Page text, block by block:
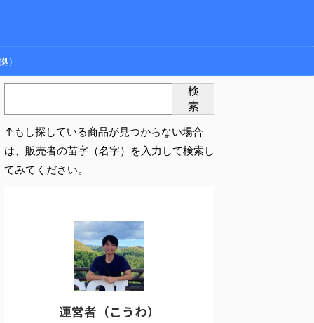
）
検
索
↑もし探している商品が見つからない場合
は、販売者の苗字（名字）を入力して検索し
てみてください。
運営者（こうわ）